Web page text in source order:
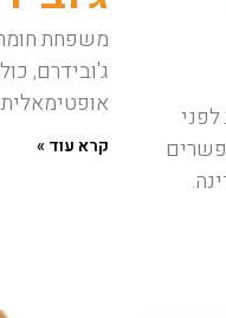
משפחת
ג'ובידרם,
קרא עוד »